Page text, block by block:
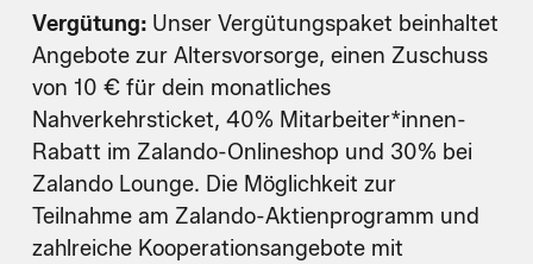
Vergütung: Unser Vergütungspaket beinhaltet
Angebote zur Altersvorsorge, einen Zuschuss
von 10 € für dein monatliches
Nahverkehrsticket, 40% Mitarbeiter*innen-
Rabatt im Zalando-Onlineshop und 30% bei
Zalando Lounge. Die Möglichkeit zur
Teilnahme am Zalando-Aktienprogramm und
zahlreiche Kooperationsangebote mit